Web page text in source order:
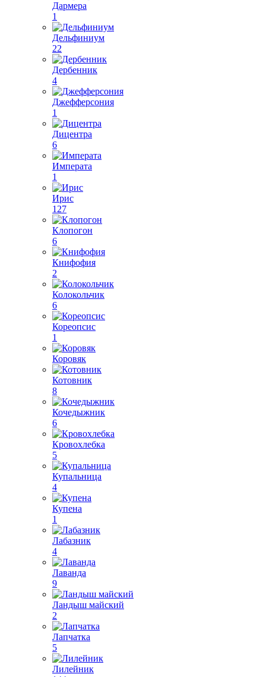
Дармера
1
Дельфиниум
22
Дербенник
4
Джефферсония
1
Дицентра
6
Императа
1
Ирис
127
Клопогон
6
Книфофия
2
Колокольчик
6
Кореопсис
1
Коровяк
Котовник
8
Кочедыжник
6
Кровохлебка
5
Купальница
4
Купена
1
Лабазник
4
Лаванда
9
Ландыш майский
2
Лапчатка
5
Лилейник